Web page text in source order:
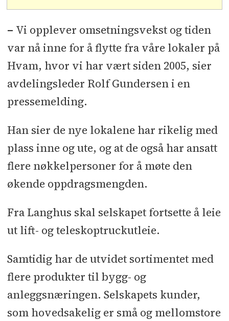
– Vi opplever omsetningsvekst og tiden
var nå inne for å flytte fra våre lokaler på
Hvam, hvor vi har vært siden 2005, sier
avdelingsleder Rolf Gundersen i en
pressemelding.
Han sier de nye lokalene har rikelig med
plass inne og ute, og at de også har ansatt
flere nøkkelpersoner for å møte den
økende oppdragsmengden.
Fra Langhus skal selskapet fortsette å leie
ut lift- og teleskoptruckutleie.
Samtidig har de utvidet sortimentet med
flere produkter til bygg- og
anleggsnæringen. Selskapets kunder,
som hovedsakelig er små og mellomstore